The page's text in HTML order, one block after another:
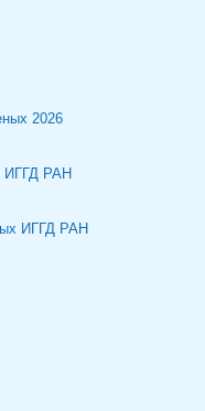
2026
ИГГД РАН
ИГГД РАН